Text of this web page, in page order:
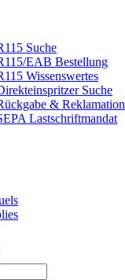
Suche
EAB Bestellung
Wissenswertes
Suche
& Reklamation
Lastschriftmandat